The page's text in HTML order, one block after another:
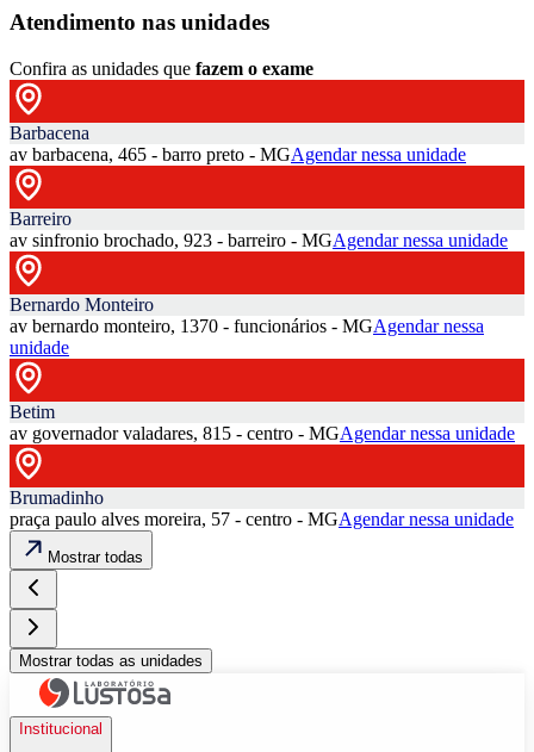
Atendimento nas unidades
Confira as unidades que fazem o exame
Barbacena
av barbacena, 465 - barro preto - MGAgendar nessa unidade
Barreiro
av sinfronio brochado, 923 - barreiro - MGAgendar nessa unidade
Bernardo Monteiro
av bernardo monteiro, 1370 - funcionários - MGAgendar nessa
unidade
Betim
av governador valadares, 815 - centro - MGAgendar nessa unidade
Brumadinho
praça paulo alves moreira, 57 - centro - MGAgendar nessa unidade
Mostrar todas
Mostrar todas as unidades
Institucional